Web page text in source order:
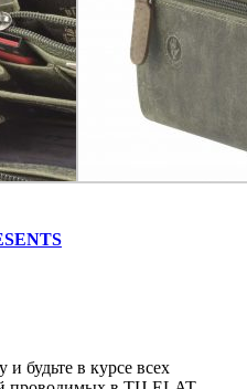
будьте в курсе всех